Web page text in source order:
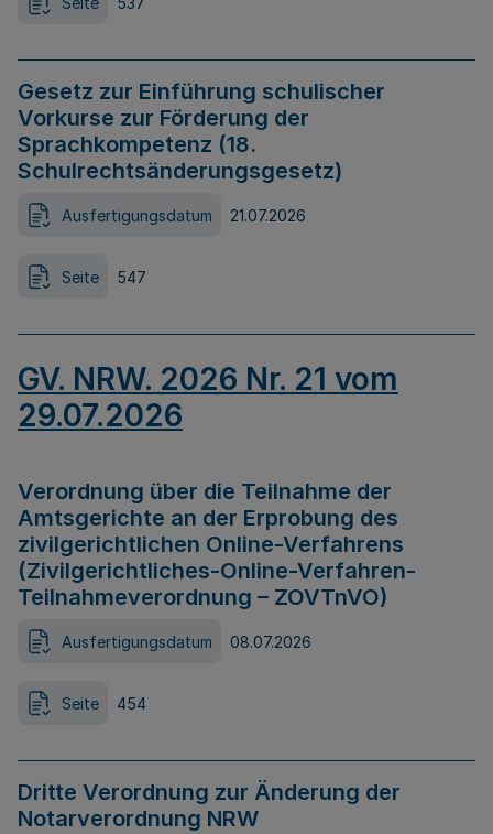
Gesetz zur Einführung schulischer
Vorkurse zur Förderung der
Sprachkompetenz (18.
Schulrechtsänderungsgesetz)
Ausfertigungsdatum 21.07.2026
Seite 547
GV. NRW. 2026 Nr. 21 vom
29.07.2026
Verordnung über die Teilnahme der
Amtsgerichte an der Erprobung des
zivilgerichtlichen Online-Verfahrens
(Zivilgerichtliches-Online-Verfahren-
Teilnahmeverordnung – ZOVTnVO)
Ausfertigungsdatum 08.07.2026
Seite 454
Dritte Verordnung zur Änderung der
Notarverordnung NRW